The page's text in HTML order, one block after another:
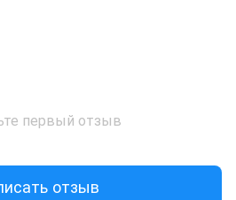
первый отзыв
отзыв